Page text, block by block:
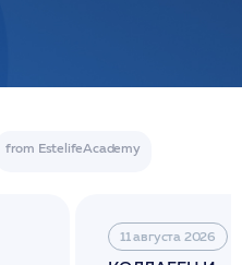
11 августа 2026